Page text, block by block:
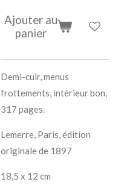
Ajouter au
panier
Demi-cuir, menus
frottements, intérieur bon,
317 pages.
Lemerre, Paris, édition
originale de 1897
18,5 x 12 cm